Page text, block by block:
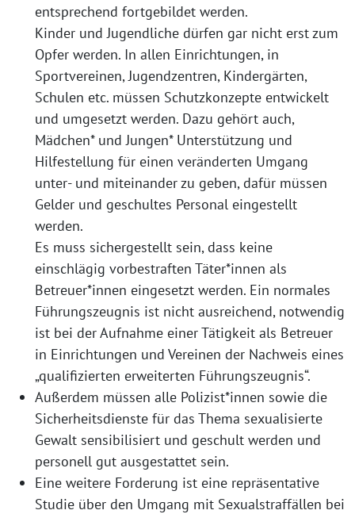
entsprechend fortgebildet werden.
Kinder und Jugendliche dürfen gar nicht erst zum
Opfer werden. In allen Einrichtungen, in
Sportvereinen, Jugendzentren, Kindergärten,
Schulen etc. müssen Schutzkonzepte entwickelt
und umgesetzt werden. Dazu gehört auch,
Mädchen* und Jungen* Unterstützung und
Hilfestellung für einen veränderten Umgang
unter- und miteinander zu geben, dafür müssen
Gelder und geschultes Personal eingestellt
werden.
Es muss sichergestellt sein, dass keine
einschlägig vorbestraften Täter*innen als
Betreuer*innen eingesetzt werden. Ein normales
Führungszeugnis ist nicht ausreichend, notwendig
ist bei der Aufnahme einer Tätigkeit als Betreuer
in Einrichtungen und Vereinen der Nachweis eines
„qualifizierten erweiterten Führungszeugnis“.
Außerdem müssen alle Polizist*innen sowie die
Sicherheitsdienste für das Thema sexualisierte
Gewalt sensibilisiert und geschult werden und
personell gut ausgestattet sein.
Eine weitere Forderung ist eine repräsentative
Studie über den Umgang mit Sexualstraffällen bei